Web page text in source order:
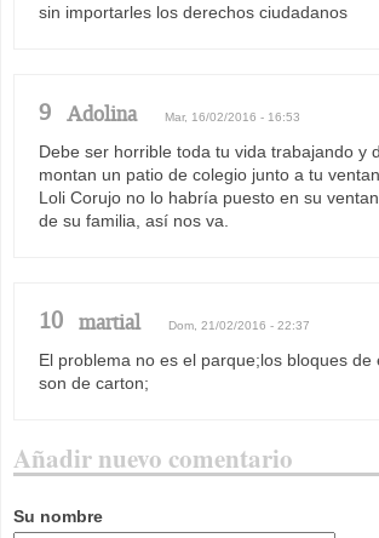
sin importarles los derechos ciudadanos
9 Adolina Mar, 16/02/2016 - 16:53
Debe ser horrible toda tu vida trabajando y
montan un patio de colegio junto a tu
Loli Corujo no lo habría puesto en su
de su familia, así nos va.
10 martial Dom, 21/02/2016 - 22:37
El problema no es el parque;los bloques de
son de carton;
Añadir nuevo comentario
Su nombre